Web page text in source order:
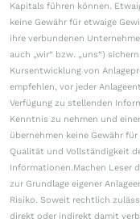
Kapitals führen können.
keine Gewähr für etwaige
ihre verbundenen
auch „wir“ bzw. „uns“)
Kursentwicklung von
empfehlen, vor jeder
Verfügung zu stellenden
Kenntnis zu nehmen und
übernehmen keine Gewähr
Qualität und Vollständigkeit
Informationen.Machen Leser
zur Grundlage eigener
Risiko. Soweit rechtlich
direkt oder indirekt damit